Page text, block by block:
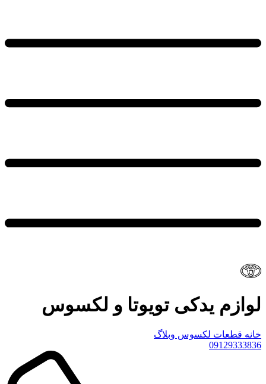
لوازم یدکی تویوتا و لکسوس
خانه قطعات لکسوس وبلاگ
09129333836